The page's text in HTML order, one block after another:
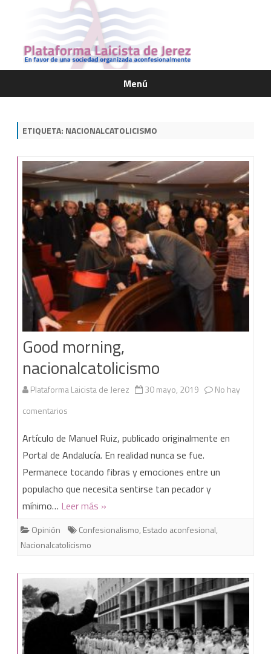
Menú
Saltar
ETIQUETA: NACIONALCATOLICISMO
Good morning,
nacionalcatolicismo
Plataforma Laicista de Jerez 30 mayo, 2019
No hay
comentarios
morning,
nacionalcatolicismo
Artículo de Manuel Ruiz, publicado originalmente en
Portal de Andalucía. En realidad nunca se fue.
Permanece tocando fibras y emociones entre un
populacho que necesita sentirse tan pecador y
mínimo… Leer más »
Opinión Confesionalismo, Estado aconfesional,
Nacionalcatolicismo